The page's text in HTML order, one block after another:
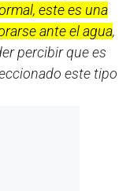
este es una
ante el agua,
percibir que es
este tipo